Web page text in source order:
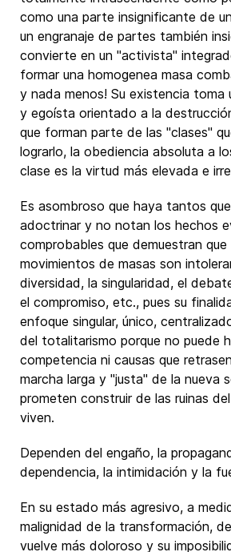
como una parte insignificante de
un engranaje de partes también
convierte en un "activista"
formar una homogenea masa
y nada menos! Su existencia toma
y egoísta orientado a la
que forman parte de las "clases"
lograrlo, la obediencia absoluta a
clase es la virtud más elevada e
Es asombroso que haya tantos
adoctrinar y no notan los hechos
comprobables que demuestran
movimientos de masas son
diversidad, la singularidad, el
el compromiso, etc., pues su
enfoque singular, único,
del totalitarismo porque no puede
competencia ni causas que
marcha larga y "justa" de la nueva
prometen construir de las ruinas
viven.
Dependen del engaño, la
dependencia, la intimidación y la
En su estado más agresivo, a
malignidad de la transformación,
vuelve más doloroso y su